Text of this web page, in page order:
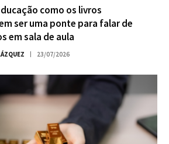
como os livros
ser uma ponte para falar de
em sala de aula
23/07/2026